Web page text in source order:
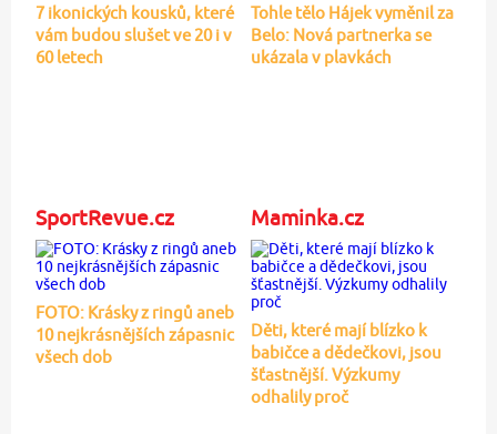
7 ikonických kousků, které
vám budou slušet ve 20 i v
60 letech
Tohle tělo Hájek vyměnil za
Belo: Nová partnerka se
ukázala v plavkách
SportRevue.cz
FOTO: Krásky z ringů aneb
10 nejkrásnějších zápasnic
všech dob
Maminka.cz
Děti, které mají blízko k
babičce a dědečkovi, jsou
šťastnější. Výzkumy
odhalily proč